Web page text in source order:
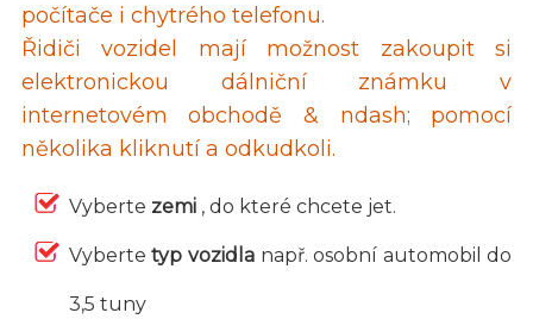
počítače i chytrého telefonu.
Řidiči vozidel mají možnost zakoupit si
elektronickou dálniční známku v
internetovém obchodě & ndash; pomocí
několika kliknutí a odkudkoli.
Vyberte zemi , do které chcete jet.
Vybertetyp vozidla např. osobní automobil do
3,5 tuny